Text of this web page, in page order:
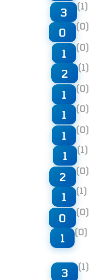
3 (1)
0 (0)
1 (0)
2 (1)
1 (0)
1 (0)
1 (0)
1 (1)
2 (0)
1 (1)
0 (0)
1 (0)
3 (1)